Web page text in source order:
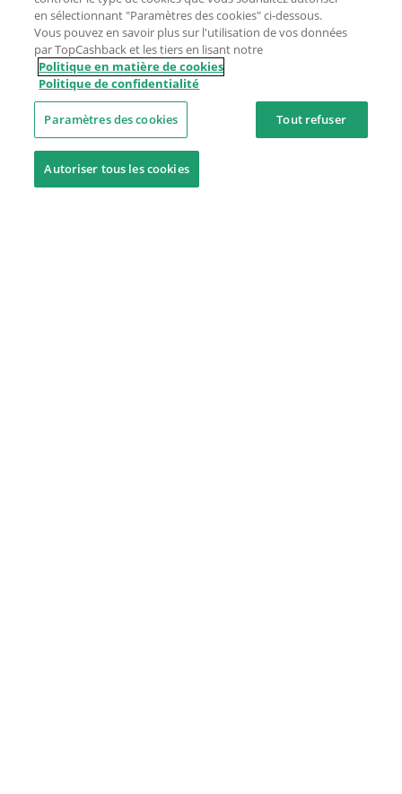
en sélectionnant "Paramètres des cookies" ci-dessous.
Vous pouvez en savoir plus sur l'utilisation de vos données
par TopCashback et les tiers en lisant notre
Politique en matière de cookies
Politique de confidentialité
Paramètres des cookies Tout refuser
Autoriser tous les cookies